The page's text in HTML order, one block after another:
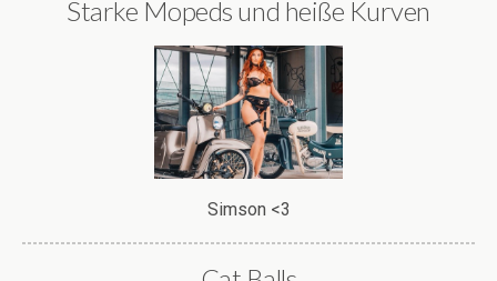
Starke Mopeds und heiße Kurven
Simson <3